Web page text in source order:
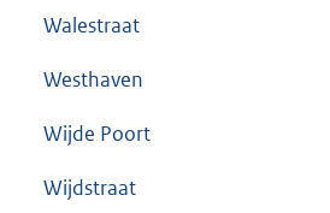
Walestraat
Westhaven
Wijde Poort
Wijdstraat